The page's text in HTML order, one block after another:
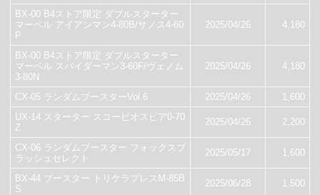
BX-00 B4ストア限定 ダブルスターター
マーベル アイアンマン4-80B/サノス4-60
P
2025/04/26 4,180
BX-00 B4ストア限定 ダブルスターター
マーベル スパイダーマン3-60F/ヴェノム
3-80N
2025/04/26 4,180
CX-05 ランダムブースターVol.6 2025/04/26
1,600
UX-14 スターター スコーピオスピア0-70
Z
2025/04/26 2,200
CX-06 ランダムブースター フォックスブ
ラッシュセレクト
2025/05/17 1,600
BX-44 ブースター トリケラプレスM-85B
S
2025/06/28 1,500